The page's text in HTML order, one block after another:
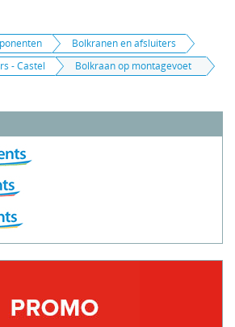
Bolkranen en afsluiters
- Castel
Bolkraan op montagevoet